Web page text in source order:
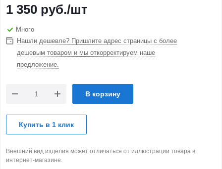
1 350 руб./шт
Много
Нашли дешевле? Пришлите адрес страницы с более
дешевым товаром и мы откорректируем наше
предложение.
В корзину
Купить в 1 клик
Внешний вид изделия может отличаться от иллюстрации товара в
интернет-магазине.